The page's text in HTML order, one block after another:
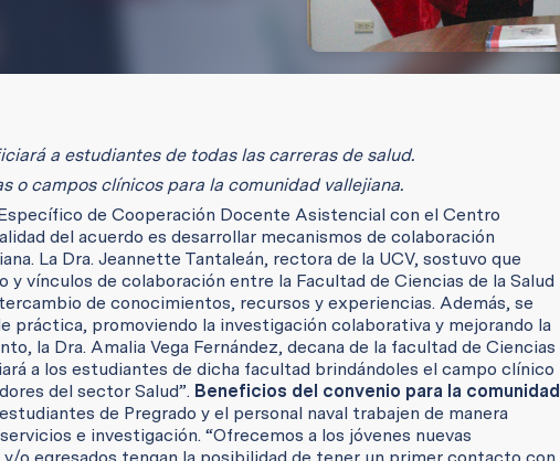
a estudiantes de todas las carreras de salud.
o campos clínicos para la comunidad vallejiana.
de Cooperación Docente Asistencial con el Centro
del acuerdo es desarrollar mecanismos de colaboración
La Dra. Jeannette Tantaleán, rectora de la UCV, sostuvo que
vínculos de colaboración entre la Facultad de Ciencias de la Salud
de conocimientos, recursos y experiencias. Además, se
práctica, promoviendo la investigación colaborativa y mejorando la
la Dra. Amalia Vega Fernández, decana de la facultad de Ciencias
a los estudiantes de dicha facultad brindándoles el campo clínico
del sector Salud”. Beneficios del convenio para la comunidad
de Pregrado y el personal naval trabajen de manera
e investigación. “Ofrecemos a los jóvenes nuevas